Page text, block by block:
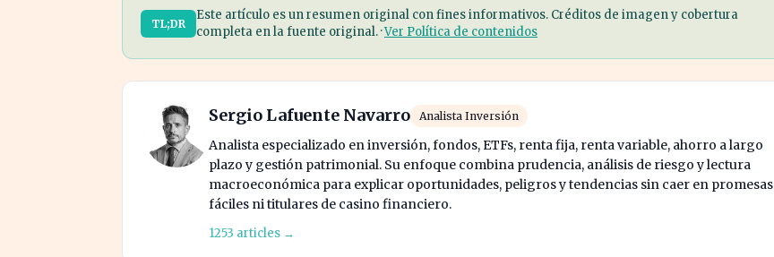
TL;DR
Este artículo es un resumen original con fines informativos. Créditos de imagen y cobertura
completa en la fuente original. ·Ver Política de contenidos
Sergio Lafuente Navarro Analista Inversión
Analista especializado en inversión, fondos, ETFs, renta fija, renta variable, ahorro a largo
plazo y gestión patrimonial. Su enfoque combina prudencia, análisis de riesgo y lectura
macroeconómica para explicar oportunidades, peligros y tendencias sin caer en promesas
fáciles ni titulares de casino financiero.
1253 articles →